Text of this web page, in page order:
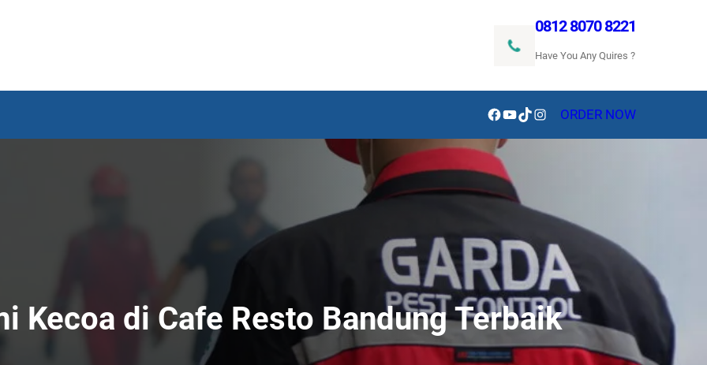
0812 8070 8221
Have You Any Quires ?
Facebook
YouTube
TikTokInstagramORDER NOW
Kecoa di Cafe Resto Bandung Terbaik